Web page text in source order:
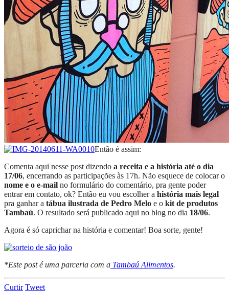
Então é assim:
Comenta aqui nesse post dizendo a receita e a história até o dia
17/06, encerrando as participações às 17h. Não esquece de colocar o
nome e o e-mail no formulário do comentário, pra gente poder
entrar em contato, ok? Então eu vou escolher a história mais legal
pra ganhar a tábua ilustrada de Pedro Melo e o kit de produtos
Tambaú. O resultado será publicado aqui no blog no dia 18/06.
Agora é só caprichar na história e comentar! Boa sorte, gente!
*Este post é uma parceria com a Tambaú Alimentos.
Curtir Tweet